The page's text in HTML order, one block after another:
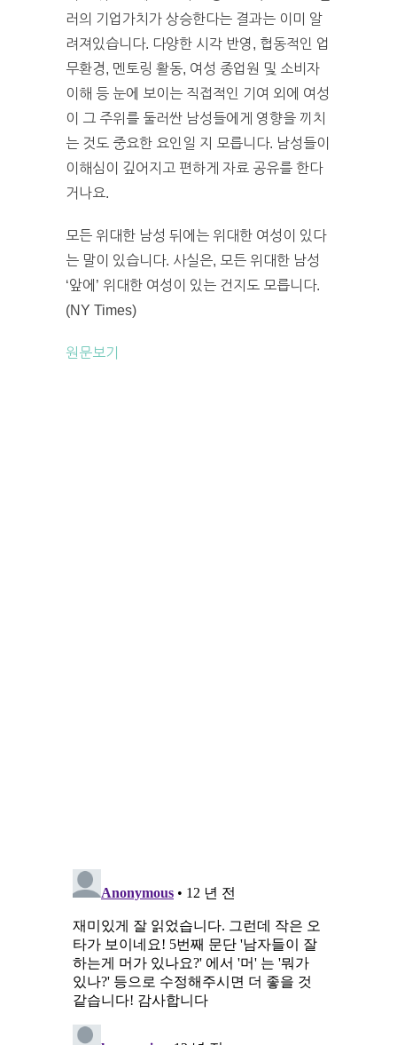
러의 기업가치가 상승한다는 결과는 이미 알
려져있습니다. 다양한 시각 반영, 협동적인 업
무환경, 멘토링 활동, 여성 종업원 및 소비자
이해 등 눈에 보이는 직접적인 기여 외에 여성
이 그 주위를 둘러싼 남성들에게 영향을 끼치
는 것도 중요한 요인일 지 모릅니다. 남성들이
이해심이 깊어지고 편하게 자료 공유를 한다
거나요.
모든 위대한 남성 뒤에는 위대한 여성이 있다
는 말이 있습니다. 사실은, 모든 위대한 남성
‘앞에’ 위대한 여성이 있는 건지도 모릅니다.
(NY Times)
원문보기